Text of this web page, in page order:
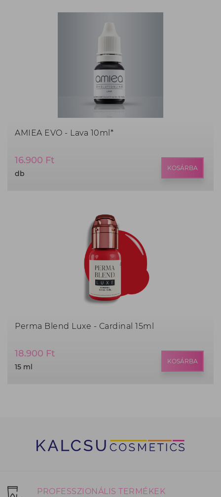
AMIEA EVO - Lava 10ml*
Termék
ár:
16.900
16.900 Ft
db
KOSÁRBA
Perma Blend Luxe - Cardinal 15ml
Termék
18.900
18.900 Ft
15 ml
KOSÁRBA
PROFESSZIONÁLIS TERMÉKEK